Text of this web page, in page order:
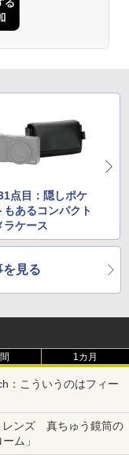
点目：隠しポケ
もあるコンパクト
ラケース
を見る
1カ月
：こういうのはフィー
レンズ 真ちゅう鏡筒の
ム」